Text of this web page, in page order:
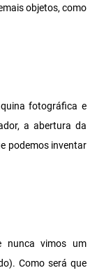
objetos, como
fotográfica e
a abertura da
podemos inventar
nunca vimos um
Como será que